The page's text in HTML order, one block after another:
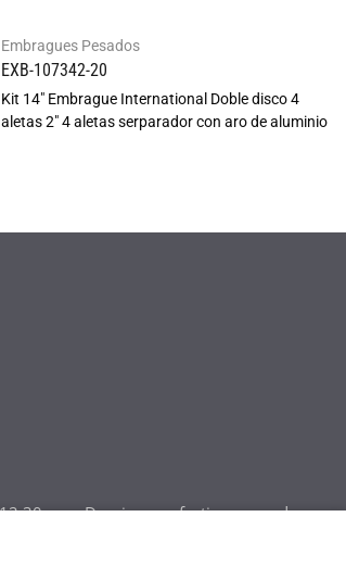
Embragues Pesados
EXB-107342-20
Kit 14" Embrague International Doble disco 4
aletas 2" 4 aletas serparador con aro de aluminio
p. m Domingos y festivos cerrado